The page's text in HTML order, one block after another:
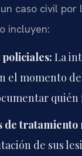
caso civil por
incluyen:
La
el momento
quién
de tratamiento
de sus